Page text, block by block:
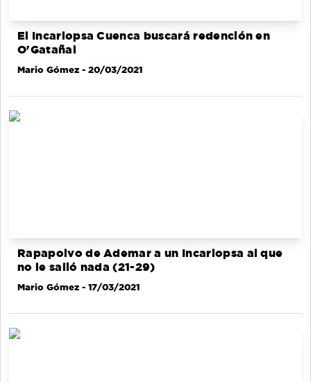
El Incarlopsa Cuenca buscará redención en
O'Gatañal
Mario Gómez - 20/03/2021
Rapapolvo de Ademar a un Incarlopsa al que
no le salió nada (21-29)
Mario Gómez - 17/03/2021